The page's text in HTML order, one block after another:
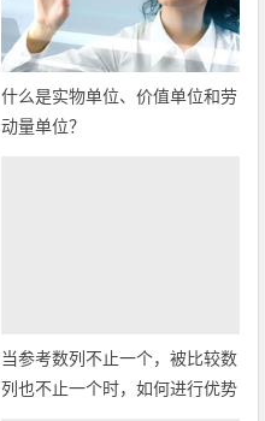
什么是实物单位、价值单位和劳
动量单位？
当参考数列不止一个，被比较数
列也不止一个时，如何进行优势